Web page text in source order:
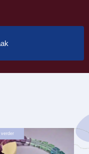
verder